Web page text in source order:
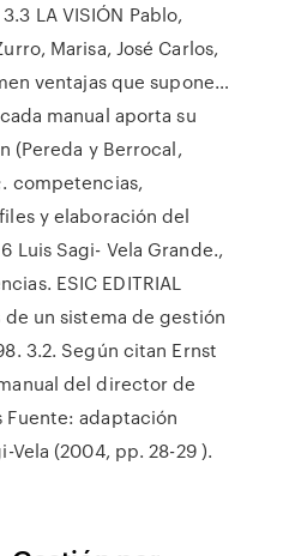
LA VISIÓN Pablo,
Marisa, José Carlos,
ventajas que supone…
manual aporta su
(Pereda y Berrocal,
competencias,
y elaboración del
Luis Sagi- Vela Grande.,
ESIC EDITRIAL
un sistema de gestión
3.2. Según citan Ernst
del director de
Fuente: adaptación
(2004, pp. 28-29 ).